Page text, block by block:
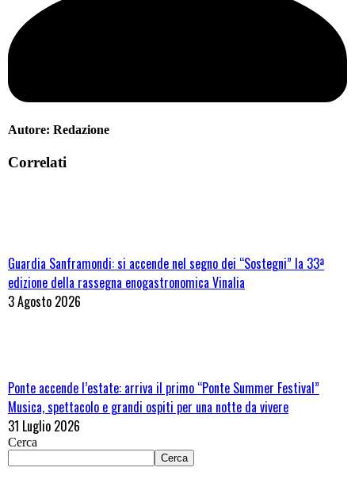
Autore: Redazione
Correlati
Guardia Sanframondi: si accende nel segno dei “Sostegni” la 33ª
edizione della rassegna enogastronomica Vinalia
3 Agosto 2026
Ponte accende l’estate: arriva il primo “Ponte Summer Festival”
Musica, spettacolo e grandi ospiti per una notte da vivere
31 Luglio 2026
Cerca
Cerca